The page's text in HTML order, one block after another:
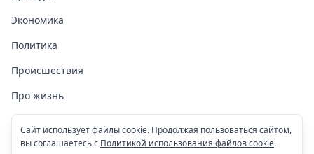
Экономика
Политика
Происшествия
Про жизнь
Здоровье
COVID-19
Сайт использует файлы cookie. Продолжая пользоваться сайтом,
вы соглашаетесь с Политикой использования файлов cookie.